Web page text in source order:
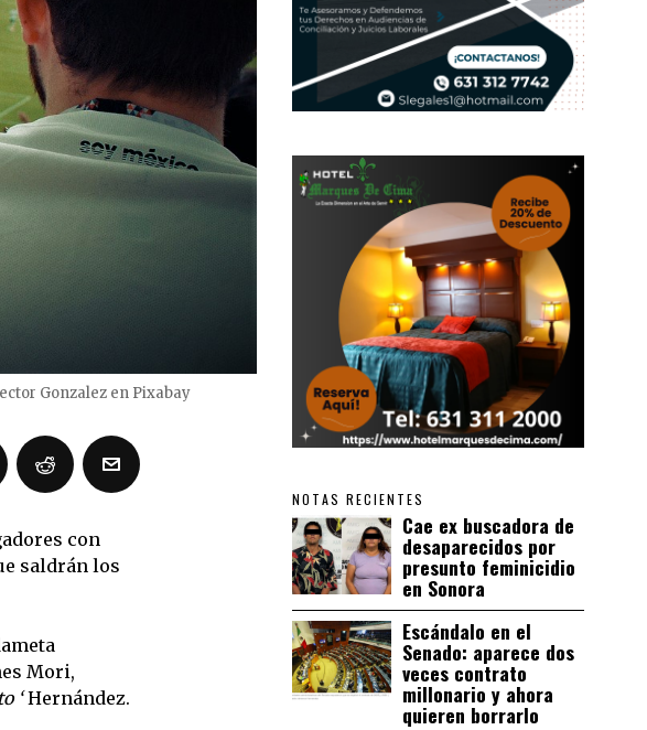
Gonzalez en Pixabay
con
saldrán los
Mori,
‘Hernández.
NOTAS RECIENTES
Cae ex buscadora de
desaparecidos por
presunto feminicidio
en Sonora
Escándalo en el
Senado: aparece dos
veces contrato
millonario y ahora
quieren borrarlo